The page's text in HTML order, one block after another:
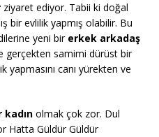
ziyaret ediyor. Tabii ki doğal
bir evlilik yapmış olabilir. Bu
yeni bir erkek arkadaş
gerçekten samimi dürüst bir
canı yürekten ve
kadın olmak çok zor. Dul
Hatta Güldür Güldür